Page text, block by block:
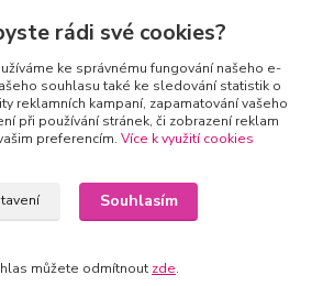
rádi své cookies?
ke správnému fungování našeho e-
souhlasu také ke sledování statistik o
reklamních kampaní, zapamatování vašeho
při používání stránek, či zobrazení reklam
preferencím. Více k využití cookies
Souhlasím
můžete odmítnout zde.